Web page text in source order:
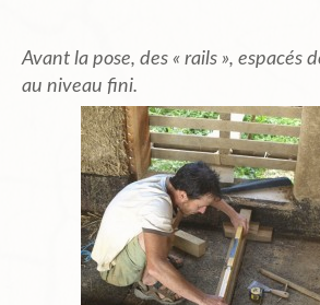
Avant la pose, des « rails », espacés
au niveau fini.